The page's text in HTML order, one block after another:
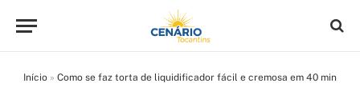
Início » Como se faz torta de liquidificador fácil e cremosa em 40 min